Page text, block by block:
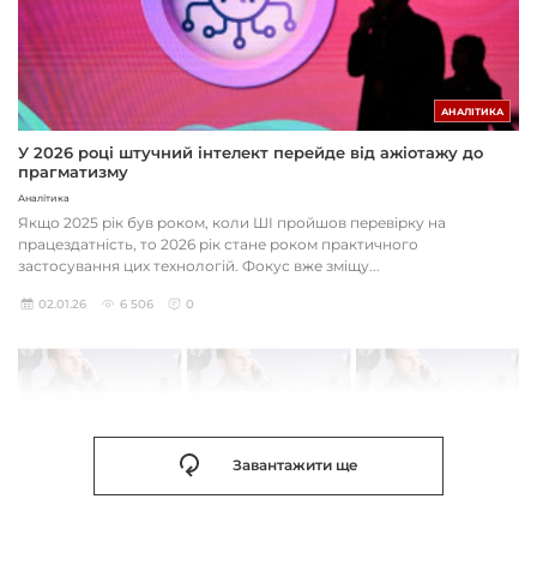
АНАЛІТИКА
У 2026 році штучний інтелект перейде від ажіотажу до
прагматизму
Аналітика
Якщо 2025 рік був роком, коли ШІ пройшов перевірку на
працездатність, то 2026 рік стане роком практичного
застосування цих технологій. Фокус вже зміщу...
02.01.26 6 506 0
Завантажити ще